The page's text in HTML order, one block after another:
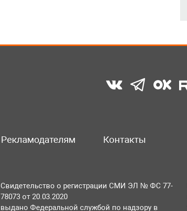
Рекламодателям Контакты
Свидетельство о регистрации СМИ ЭЛ № ФС 77-
78073 от 20.03.2020
выдано Федеральной службой по надзору в